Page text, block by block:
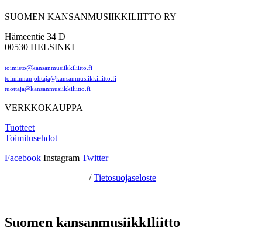
SUOMEN KANSANMUSIIKKILIITTO RY
Hämeentie 34 D
00530 HELSINKI
toimisto@kansanmusiikkiliitto.fi
toiminnanjohtaja@kansanmusiikkiliitto.fi
tuottaja@kansanmusiikkiliitto.fi
VERKKOKAUPPA
Tuotteet
Toimitusehdot
Facebook Instagram Twitter
/Tietosuojaseloste
Suomen kansanmusiikkIliitto